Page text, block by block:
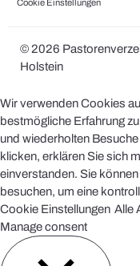
Cookie Einstellungen
© 2026
Holstein
Wir verwenden Cookies
bestmögliche Erfahrung
und wiederholten
klicken, erklären Sie sich
einverstanden. Sie
besuchen, um eine
Cookie Einstellungen Alle
Manage consent